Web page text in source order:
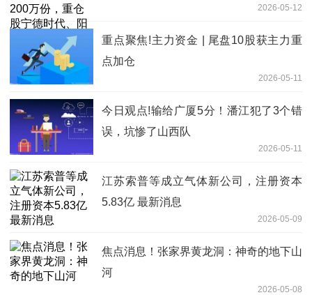
2026-05-12
重点聚焦!主力资金 | 尾盘10股获主力重
点加仓
2026-05-11
今日观点!输给广厦5分！潘江犯了3个错
误，坑惨了山西队
2026-05-11
江苏索普等成立气体新公司，注册资本
5.83亿 最新消息
2026-05-09
焦点消息！张家界黄龙洞：神奇的地下山
河
2026-05-08